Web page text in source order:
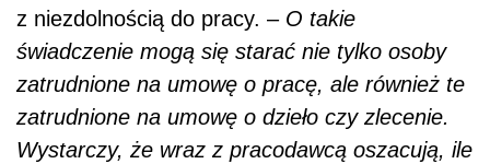
z niezdolnością do pracy. – O takie
świadczenie mogą się starać nie tylko osoby
zatrudnione na umowę o pracę, ale również te
zatrudnione na umowę o dzieło czy zlecenie.
Wystarczy, że wraz z pracodawcą oszacują, ile